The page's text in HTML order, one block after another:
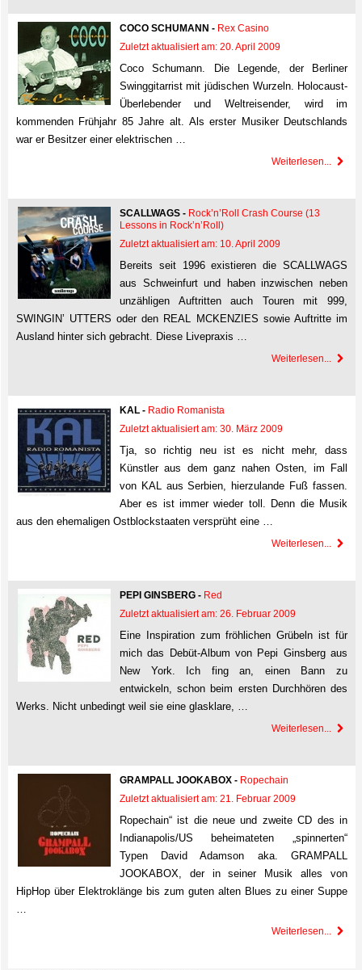
COCO SCHUMANN - Rex Casino
Zuletzt aktualisiert am: 20. April 2009
Coco Schumann. Die Legende, der Berliner
Swinggitarrist mit jüdischen Wurzeln. Holocaust-
Überlebender und Weltreisender, wird im
kommenden Frühjahr 85 Jahre alt. Als erster Musiker Deutschlands
war er Besitzer einer elektrischen …
Weiterlesen...
SCALLWAGS - Rock’n’Roll Crash Course (13
Lessons in Rock’n’Roll)
Zuletzt aktualisiert am: 10. April 2009
Bereits seit 1996 existieren die SCALLWAGS
aus Schweinfurt und haben inzwischen neben
unzähligen Auftritten auch Touren mit 999,
SWINGIN’ UTTERS oder den REAL MCKENZIES sowie Auftritte im
Ausland hinter sich gebracht. Diese Livepraxis …
Weiterlesen...
KAL - Radio Romanista
Zuletzt aktualisiert am: 30. März 2009
Tja, so richtig neu ist es nicht mehr, dass
Künstler aus dem ganz nahen Osten, im Fall
von KAL aus Serbien, hierzulande Fuß fassen.
Aber es ist immer wieder toll. Denn die Musik
aus den ehemaligen Ostblockstaaten versprüht eine …
Weiterlesen...
PEPI GINSBERG - Red
Zuletzt aktualisiert am: 26. Februar 2009
Eine Inspiration zum fröhlichen Grübeln ist für
mich das Debüt-Album von Pepi Ginsberg aus
New York. Ich fing an, einen Bann zu
entwickeln, schon beim ersten Durchhören des
Werks. Nicht unbedingt weil sie eine glasklare, …
Weiterlesen...
GRAMPALL JOOKABOX - Ropechain
Zuletzt aktualisiert am: 21. Februar 2009
Ropechain“ ist die neue und zweite CD des in
Indianapolis/US beheimateten „spinnerten“
Typen David Adamson aka. GRAMPALL
JOOKABOX, der in seiner Musik alles von
HipHop über Elektroklänge bis zum guten alten Blues zu einer Suppe
…
Weiterlesen...